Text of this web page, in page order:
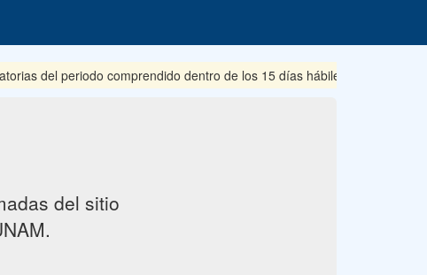
del periodo comprendido dentro de los 15 días hábiles posteriores a
del sitio